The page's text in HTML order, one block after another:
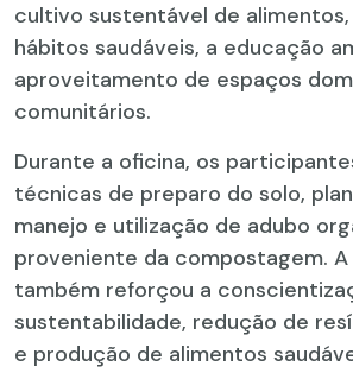
cultivo sustentável de
hábitos saudáveis, a educação
aproveitamento de espaços
comunitários.
Durante a oficina, os
técnicas de preparo do solo,
manejo e utilização de adubo
proveniente da compostagem.
também reforçou a
sustentabilidade, redução de
e produção de alimentos